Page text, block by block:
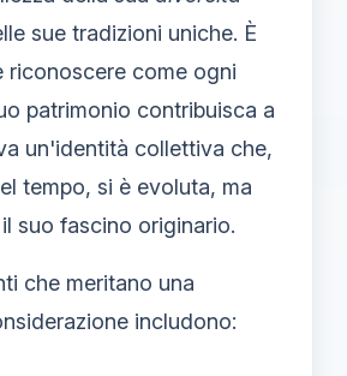
sue tradizioni uniche. È
riconoscere come ogni
patrimonio contribuisca a
un'identità collettiva che,
tempo, si è evoluta, ma
suo fascino originario.
che meritano una
includono: